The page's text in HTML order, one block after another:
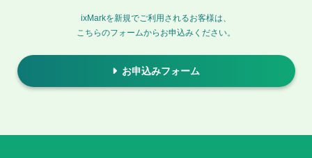
ixMarkを新規でご利用されるお客様は、
こちらのフォームからお申込みください。
お申込みフォーム